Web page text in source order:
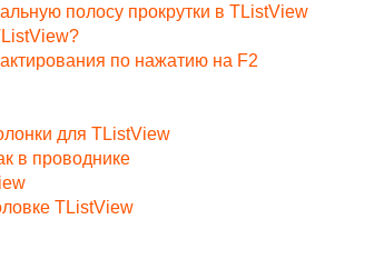
полосу прокрутки в TListView
по нажатию на F2
для TListView
в проводнике
TListView